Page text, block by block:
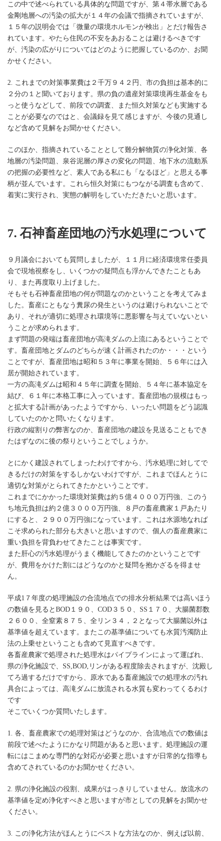
この中で述べられている具体的な問題ですが、第４帯水層である
金剛地層への汚染の拡大が１４年の会議で指摘されていますが、
１５年の説明会では「微量の環境ホルモンが検出」とだけ報告さ
れています。やたら住民の不安をあおることは避けるべきです
が、汚染の広がりについてはどのように把握しているのか、お聞
かせください。
2. これまでの対策事業費は２千万９４２円、市の負担は基本的に
２分の１と聞いております。県の負の遺産対策環境再生基金をも
っと使うなどして、前段での調査、また恒久対策なども実施する
ことが必要なのではと、会議録を見て感じますが、今後の見通し
など含めて見解をお聞かせください。
このほか、指摘されていることとして難分解物質の浄化対策、各
地層の汚染問題、泉谷泥層の厚さの変化の問題、地下水の流動系
の把握の必要性など、素人である私にも「なるほど」と思える事
柄が並んでいます。これら恒久対策にもつながる調査も含めて、
着実に実行され、実態の解明をしていただきたいと思います。
7. 石神畜産団地の汚水処理について
９月議会においても質問しましたが、１１月に経済環境常任委員
会で現地視察をし、いくつかの疑問点も浮かんできたこともあ
り、また再度取り上げました。
そもそも石神畜産団地の何が問題なのかということを考えてみま
した。畜産にともなう糞尿の発生というのは避けられないことで
あり、それが適切に処理され環境等に悪影響を与えていないとい
うことが求められます。
まず問題の発端は畜産団地が高滝ダムの上流にあるということで
す。畜産団地とダムのどちらが速く計画されたのか・・・という
ことですが、畜産団地は昭和５３年に事業を開始、５６年には入
居が開始されています。
一方の高滝ダムは昭和４５年に調査を開始、５４年に基本協定を
結び、６１年に本格工事に入っています。畜産団地の規模はもっ
と拡大する計画があったようですから、いったい問題をどう認識
していたのかと問いたくなります。
行政の縦割りの弊害なのか、畜産団地の建設を見送ることもでき
たはずなのに後の祭りということでしょうか。
とにかく建設されてしまったわけですから、汚水処理に対してで
きるだけの対策をするしかないわけですが、これまでほんとうに
適切な対策がとられてきたかということです。
これまでにかかった環境対策費は約５億４０００万円強、このう
ち地元負担は約２億３０００万円強、８戸の畜産農家１戸あたり
にすると、２９００万円強になっています。これは水源地なれば
こそ求められた部分も大きいと思いますので、個人の畜産農家に
重い負担を背負わせてきたことは事実です。
また肝心の汚水処理がうまく機能してきたのかということです
が、費用をかけた割にはどうなのかと疑問を抱かざるを得ませ
ん。
平成1７年度の処理施設の合流地点での排水分析結果では高いほう
の数値を見るとBOD１９０、COD３５０、SS１７０、大腸菌郡数
２６００、全窒素８７５、全リン３４，２となって大腸菌以外は
基準値を超えています。またこの基準値についても水質汚濁防止
法の上乗せということも含めて見直すべきです。
各畜産農家で処理された処理水はパイプラインによって運ばれ、
県の浄化施設で、SS,BOD,リンがある程度除去されますが、沈殿し
てろ過するだけですから、原水である畜産施設での処理水の汚れ
具合によっては、高滝ダムに放流される水質も変わってくるわけ
です
そこでいくつか質問いたします。
1. 各、畜産農家での処理対策はどうなのか、合流地点での数値は
前段で述べたようにかなり問題があると思います。処理施設の運
転にはこまめな専門的な対応が必要と思いますが日常的な指導も
含めてされているのかお聞かせください。
2. 県の浄化施設の役割、成果がはっきりしていません。放流水の
基準値を定め浄化すべきと思いますが市としての見解をお聞かせ
ください。
3. この浄化方法がほんとうにベストな方法なのか、例えば以前、